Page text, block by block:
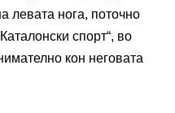
левата нога, поточно
спорт“, во
кон неговата